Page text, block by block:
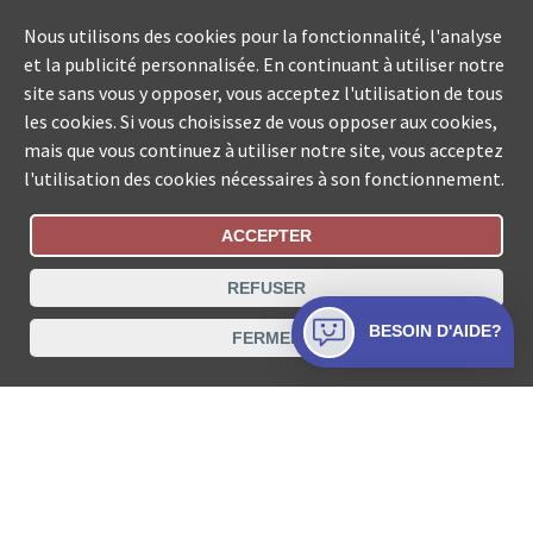
Statut De La Commande
Recherche des offices de Suisse
Protection des données Mentions légales
Conditions d’utilisation Contact
Nous utilisons des cookies pour la fonctionnalité, l'analyse
et la publicité personnalisée. En continuant à utiliser notre
site sans vous y opposer, vous acceptez l'utilisation de tous
les cookies. Si vous choisissez de vous opposer aux cookies,
mais que vous continuez à utiliser notre site, vous acceptez
l'utilisation des cookies nécessaires à son fonctionnement.
ACCEPTER
REFUSER
FERMER BESOIN D'AIDE?